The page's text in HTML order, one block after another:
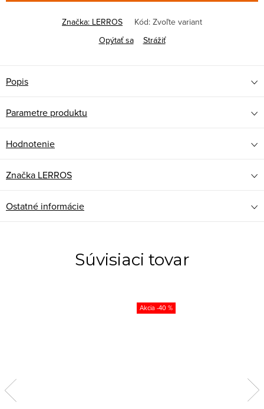
Značka: LERROS Kód: Zvoľte variant
Opýtať sa
Strážiť
Popis
Parametre produktu
Hodnotenie
Značka LERROS
Ostatné informácie
Súvisiaci tovar
-40 %